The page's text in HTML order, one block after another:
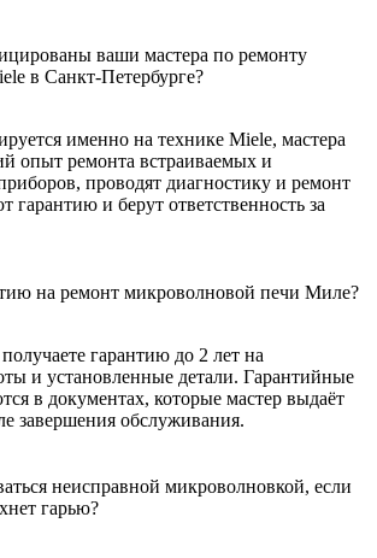
ваши мастера по ремонту
в Санкт-Петербурге?
именно на технике Miele, мастера
опыт ремонта встраиваемых и
проводят диагностику и ремонт
гарантию и берут ответственность за
на ремонт микроволновой печи Миле?
гарантию до 2 лет на
и установленные детали. Гарантийные
в документах, которые мастер выдаёт
завершения обслуживания.
неисправной микроволновкой, если
гарью?